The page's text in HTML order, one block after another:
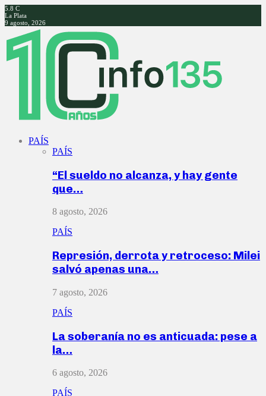
5.8 C
La Plata
9 agosto, 2026
Facebook
Twitter
Instagram
Youtube
PAÍS
PAÍS
“El sueldo no alcanza, y hay gente
que…
8 agosto, 2026
PAÍS
Represión, derrota y retroceso: Milei
salvó apenas una…
7 agosto, 2026
PAÍS
La soberanía no es anticuada: pese a
la…
6 agosto, 2026
PAÍS